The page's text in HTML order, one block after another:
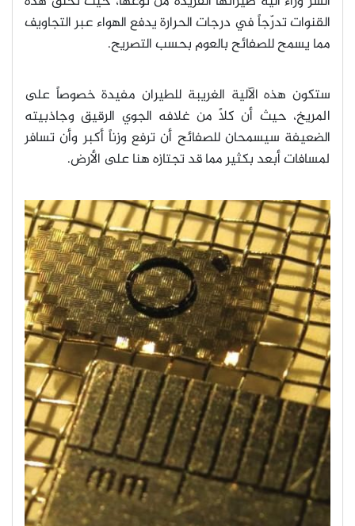
القنوات تدرّجاً في درجات الحرارة يدفع الهواء عبر التجاويف
مما يسمح للصفائح بالعوم بحسب التصريح.
ستكون هذه الآلية الغريبة للطيران مفيدة خصوصاً على
المريخ، حيث أن كلاً من غلافه الجوي الرقيق وجاذبيته
الضعيفة سيسمحان للصفائح أن ترفع وزناً أكبر وأن تسافر
لمسافات أبعد بكثير مما قد تجتازه هنا على الأرض.